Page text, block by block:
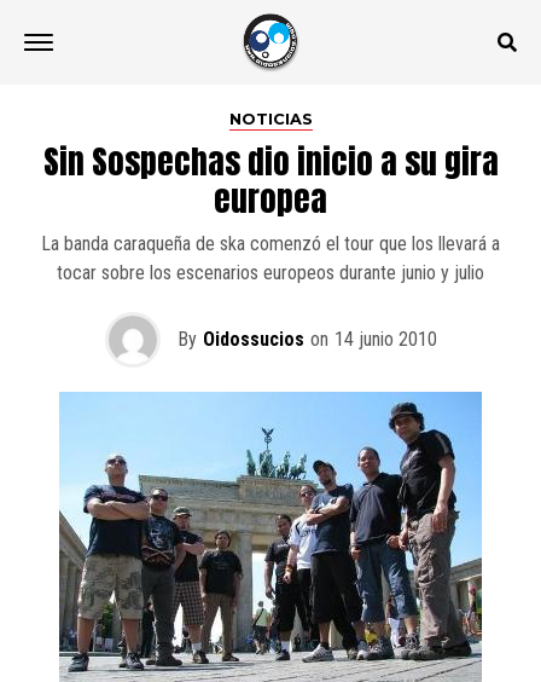
NOTICIAS
Sin Sospechas dio inicio a su gira
europea
La banda caraqueña de ska comenzó el tour que los llevará a
tocar sobre los escenarios europeos durante junio y julio
By Oidossucios on 14 junio 2010